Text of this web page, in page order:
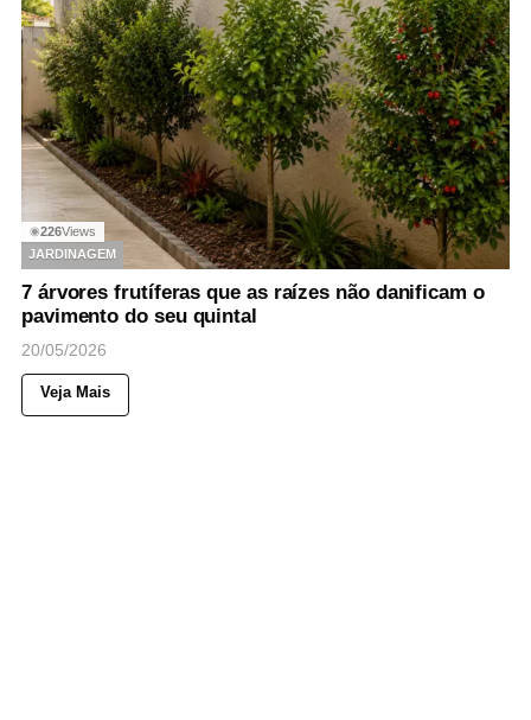
◉226Views
JARDINAGEM
7 árvores frutíferas que as raízes não danificam o
pavimento do seu quintal
20/05/2026
Veja Mais